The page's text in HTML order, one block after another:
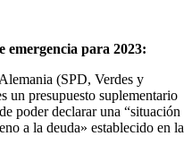
emergencia para 2023:
(SPD, Verdes y
un presupuesto suplementario
poder declarar una “situación
a la deuda» establecido en la